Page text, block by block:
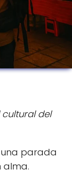
del
parada
alma.